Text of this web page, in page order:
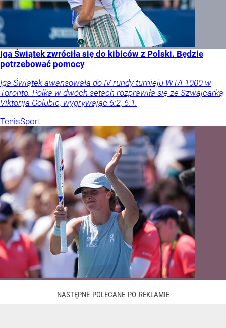
Iga Świątek zwróciła się do kibiców z Polski. Będzie
potrzebować pomocy
Iga Świątek awansowała do IV rundy turnieju WTA 1000 w
Toronto. Polka w dwóch setach rozprawiła się ze Szwajcarką
Viktorija Golubic, wygrywając 6:2, 6:1.
TenisSport